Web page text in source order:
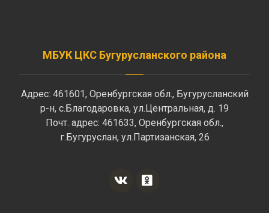
МБУК ЦКС Бугурусланского района
Адрес: 461601, Оренбургская обл., Бугурусланский
р-н, с.Благодаровка, ул.Центральная, д. 19
Почт. адрес: 461633, Оренбургская обл.,
г.Бугуруслан, ул.Партизанская, 26